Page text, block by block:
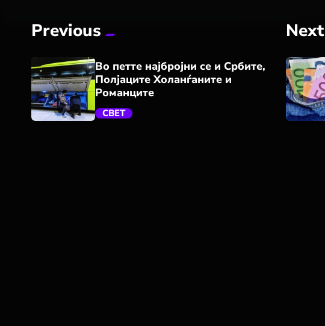
Previous
Во петте најбројни се и Србите,
Полјаците Холанѓаните и
Романците
СВЕТ
Next